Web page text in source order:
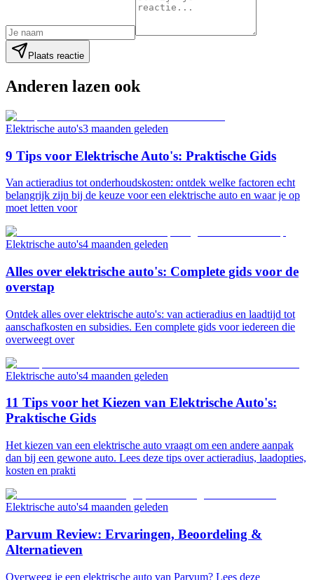
Plaats reactie
Anderen lazen ook
Elektrische auto's3 maanden geleden
9 Tips voor Elektrische Auto's: Praktische Gids
Van actieradius tot onderhoudskosten: ontdek welke factoren echt
belangrijk zijn bij de keuze voor een elektrische auto en waar je op
moet letten voor
Elektrische auto's4 maanden geleden
Alles over elektrische auto's: Complete gids voor de
overstap
Ontdek alles over elektrische auto's: van actieradius en laadtijd tot
aanschafkosten en subsidies. Een complete gids voor iedereen die
overweegt over
Elektrische auto's4 maanden geleden
11 Tips voor het Kiezen van Elektrische Auto's:
Praktische Gids
Het kiezen van een elektrische auto vraagt om een andere aanpak
dan bij een gewone auto. Lees deze tips over actieradius, laadopties,
kosten en prakti
Elektrische auto's4 maanden geleden
Parvum Review: Ervaringen, Beoordeling &
Alternatieven
Overweeg je een elektrische auto van Parvum? Lees deze